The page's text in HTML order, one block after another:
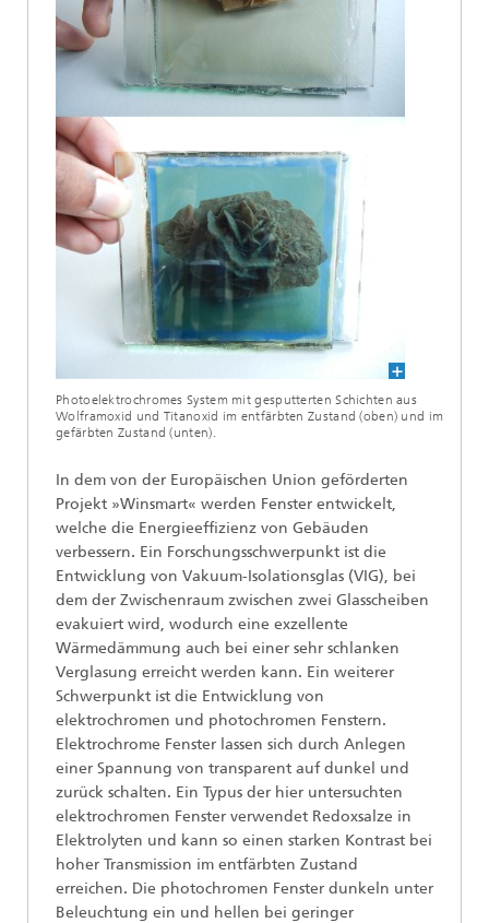
Photoelektrochromes System mit gesputterten Schichten aus
Wolframoxid und Titanoxid im entfärbten Zustand (oben) und im
gefärbten Zustand (unten).
In dem von der Europäischen Union geförderten
Projekt »Winsmart« werden Fenster entwickelt,
welche die Energieeffizienz von Gebäuden
verbessern. Ein Forschungsschwerpunkt ist die
Entwicklung von Vakuum-Isolationsglas (VIG), bei
dem der Zwischenraum zwischen zwei Glasscheiben
evakuiert wird, wodurch eine exzellente
Wärmedämmung auch bei einer sehr schlanken
Verglasung erreicht werden kann. Ein weiterer
Schwerpunkt ist die Entwicklung von
elektrochromen und photochromen Fenstern.
Elektrochrome Fenster lassen sich durch Anlegen
einer Spannung von transparent auf dunkel und
zurück schalten. Ein Typus der hier untersuchten
elektrochromen Fenster verwendet Redoxsalze in
Elektrolyten und kann so einen starken Kontrast bei
hoher Transmission im entfärbten Zustand
erreichen. Die photochromen Fenster dunkeln unter
Beleuchtung ein und hellen bei geringer